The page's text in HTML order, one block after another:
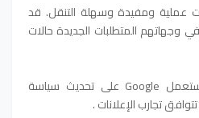
عملية ومفيدة وسهلة التنقل. قد
وجهاتهم المتطلبات الجديدة حالات
اعتبارًا من الشهر المقبل ، ستعمل Google على تحديث سياسة
تجارب الإعلانات .